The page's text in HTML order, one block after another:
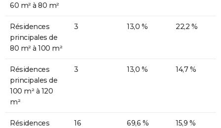
60 m² à 80 m²
Résidences
principales de
80 m² à 100 m²
3 13,0 % 22,2 %
Résidences
principales de
100 m² à 120
m²
3 13,0 % 14,7 %
Résidences
16 69,6 % 15,9 %